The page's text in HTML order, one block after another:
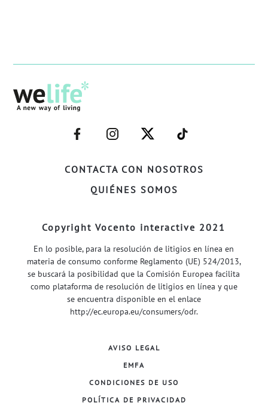
CONTACTA CON NOSOTROS
QUIÉNES SOMOS
–
FACEBOOK–
–
INSTAGRAM–
–
TWITTER–
–
WELIFE–
Copyright Vocento interactive 2021
En lo posible, para la resolución de litigios en línea en
materia de consumo conforme Reglamento (UE) 524/2013,
se buscará la posibilidad que la Comisión Europea facilita
como plataforma de resolución de litigios en línea y que
se encuentra disponible en el enlace
http://ec.europa.eu/consumers/odr.
AVISO LEGAL
EMFA
CONDICIONES DE USO
POLÍTICA DE PRIVACIDAD